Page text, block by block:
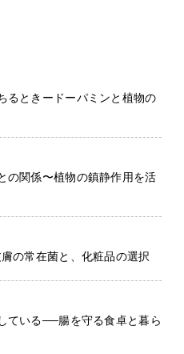
るときードーパミンと植物の
の関係〜植物の鎮静作用を活
の常在菌と、化粧品の選択
ている──腸を守る食卓と暮ら